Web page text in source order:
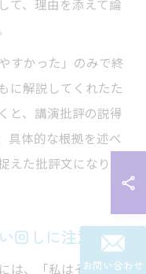
すかった」のみで終
に解説してくれたた
と、講演批評の説得
具体的な根拠を述べ
た批評文になりま
しに注意
は、「私はそう思い
お問い合わせ